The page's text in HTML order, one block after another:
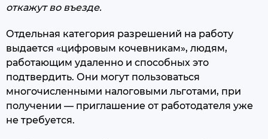
откажут во въезде.
Отдельная категория разрешений на работу
выдается «цифровым кочевникам», людям,
работающим удаленно и способных это
подтвердить. Они могут пользоваться
многочисленными налоговыми льготами, при
получении — приглашение от работодателя уже
не требуется.